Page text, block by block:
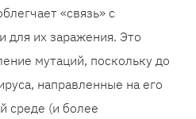
«связь» с
для их заражения. Это
мутаций, поскольку до
направленные на его
среде (и более